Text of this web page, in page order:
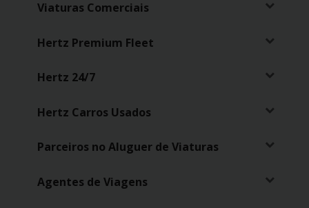
Mensais
Campanhas
Lojas
Hertz
Viaturas Comerciais
Hertz Premium Fleet
Hertz 24/7
Hertz Carros Usados
Parceiros no Aluguer de Viaturas
Agentes de Viagens